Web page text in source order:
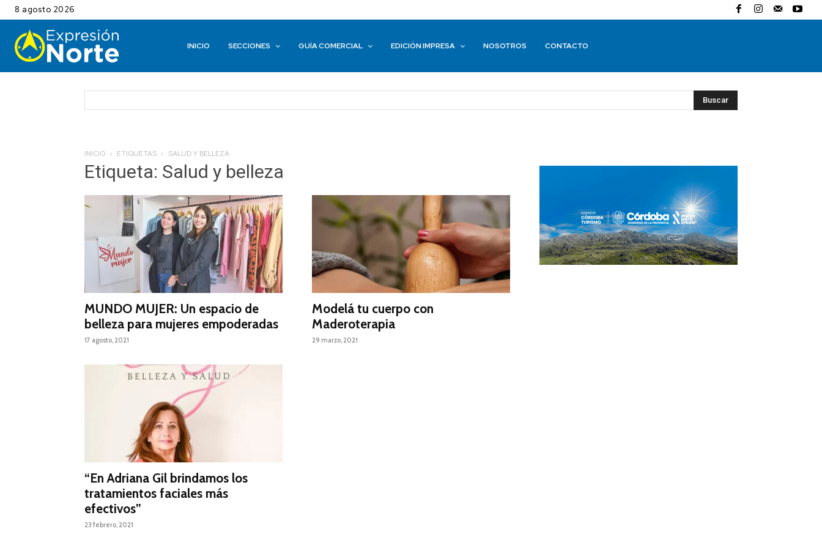
8 agosto 2026
INICIO SECCIONES GUÍA COMERCIAL EDICIÓN IMPRESA NOSOTROS CONTACTO
Buscar
INICIO ETIQUETAS SALUD Y BELLEZA
Etiqueta: Salud y belleza
MUNDO MUJER: Un espacio de
belleza para mujeres empoderadas
17 agosto, 2021
Modelá tu cuerpo con
Maderoterapia
29 marzo, 2021
“En Adriana Gil brindamos los
tratamientos faciales más
efectivos”
23 febrero, 2021